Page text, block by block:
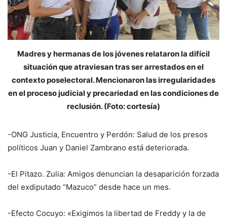
Madres y hermanas de los jóvenes relataron la difícil
situación que atraviesan tras ser arrestados en el
contexto poselectoral. Mencionaron las irregularidades
en el proceso judicial y precariedad en las condiciones de
reclusión. (Foto: cortesía)
-ONG Justicia, Encuentro y Perdón: Salud de los presos
políticos Juan y Daniel Zambrano está deteriorada.
-El Pitazo. Zulia: Amigos denuncian la desaparición forzada
del exdiputado “Mazuco” desde hace un mes.
-Efecto Cocuyo: «Exigimos la libertad de Freddy y la de